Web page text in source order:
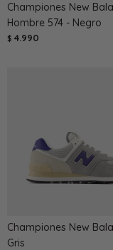
Championes New
Hombre 574 - Negro
$ 4.990
Championes New
Gris